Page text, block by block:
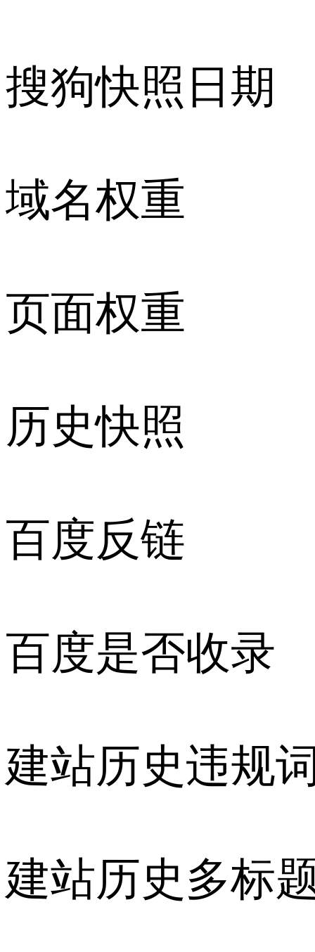
搜狗快照日期
域名权重
页面权重
历史快照
百度反链
百度是否收录
建站历史违规
建站历史多标